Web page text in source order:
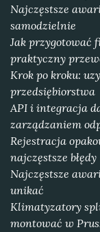
Najczęstsze
samodzielnie
Jak przygotować
praktyczny
Krok po kroku:
przedsiębiorstwa
API i integracja
zarządzaniem
Rejestracja
najczęstsze błędy
Najczęstsze
unikać
Klimatyzatory
montować w